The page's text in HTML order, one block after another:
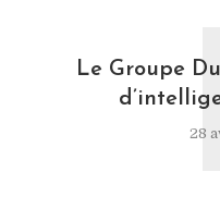
Le Groupe
28